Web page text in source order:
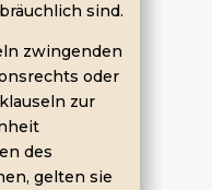
sind.
zwingenden
oder
zur
des
gelten sie